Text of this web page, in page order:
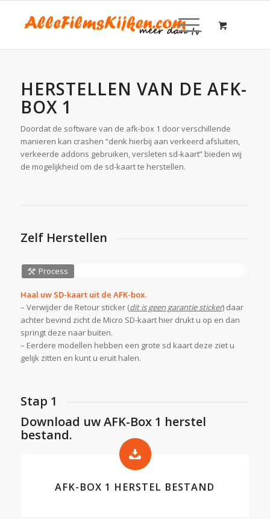
HERSTELLEN VAN DE AFK-
BOX 1
Doordat de software van de afk-box 1 door verschillende
manieren kan crashen “denk hierbij aan verkeerd afsluiten,
verkeerde addons gebruiken, versleten sd-kaart” bieden wij
de mogelijkheid om de sd-kaart te herstellen.
Zelf Herstellen
Process
Haal uw SD-kaart uit de AFK-box.
– Verwijder de Retour sticker (dit is geen garantie sticker) daar
achter bevind zicht de Micro SD-kaart hier drukt u op en dan
springt deze naar buiten.
– Eerdere modellen hebben een grote sd kaart deze ziet u
gelijk zitten en kunt u eruit halen.
Stap 1
Download uw AFK-Box 1 herstel
bestand.
AFK-BOX 1 HERSTEL BESTAND